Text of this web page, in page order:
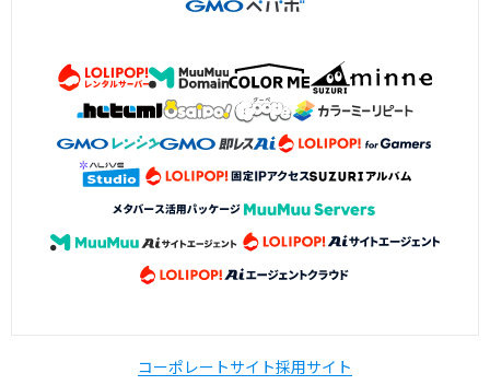
コーポレートサイト採用サイト